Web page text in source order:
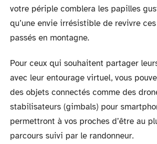
votre périple comblera les papilles
qu’une envie irrésistible de revivre
passés en montagne.
Pour ceux qui souhaitent partager
avec leur entourage virtuel, vous
des objets connectés comme des
stabilisateurs (gimbals) pour
permettront à vos proches d’être au
parcours suivi par le randonneur.